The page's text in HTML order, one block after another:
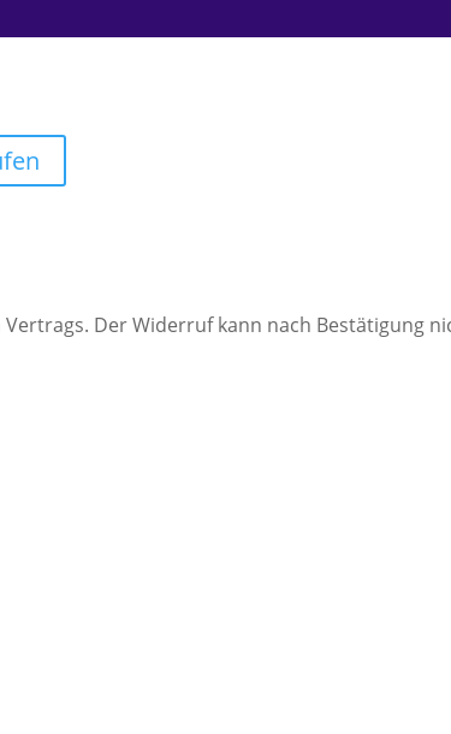
Der Widerruf kann nach Bestätigung